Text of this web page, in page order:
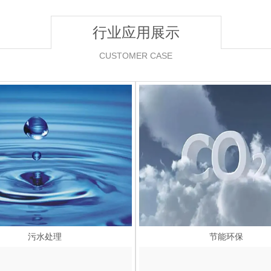
行业应用展示
CUSTOMER CASE
污水处理 节能环保